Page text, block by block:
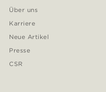
Über uns
Karriere
Neue Artikel
Presse
CSR